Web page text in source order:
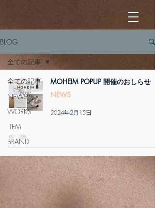
BLOG
全ての記事
NEWS
WORKS
ITEM
BRAND
全ての記事
MOHEIM POPUP 開催のおしらせ
NEWS
2024年2月15日